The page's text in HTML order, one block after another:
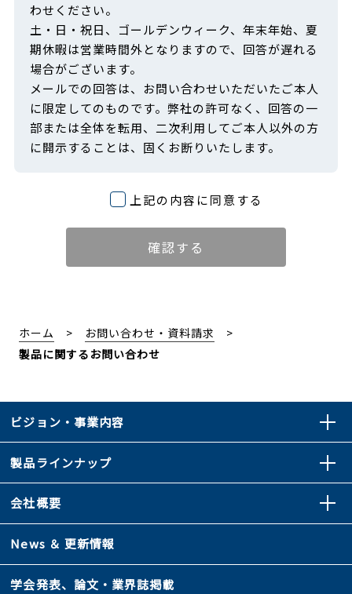
わせください。
土・日・祝日、ゴールデンウィーク、年末年始、夏
期休暇は営業時間外となりますので、回答が遅れる
場合がございます。
メールでの回答は、お問い合わせいただいたご本人
に限定してのものです。弊社の許可なく、回答の一
部または全体を転用、二次利用してご本人以外の方
に開示することは、固くお断りいたします。
上記の内容に同意する
ホーム
お問い合わせ・資料請求
製品に関するお問い合わせ
ビジョン・事業内容
製品ラインナップ
会社概要
News ＆ 更新情報
学会発表、論文・業界誌掲載